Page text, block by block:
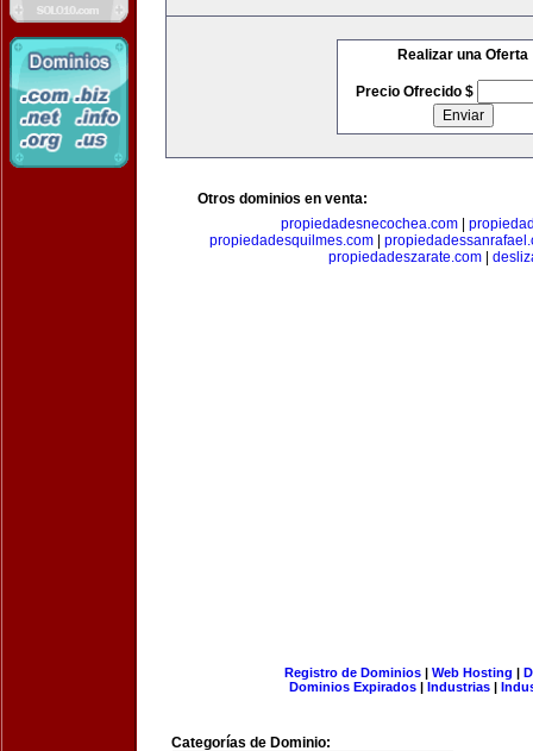
Realizar una Oferta
Precio Ofrecido $
Otros dominios en venta:
propiedadesnecochea.com
propiedadesquilmes.com|
propiedadeszarate.com
Registro de Dominios| Web Hosting |
Dominios Expirados | Industrias |
Categorías de Dominio: